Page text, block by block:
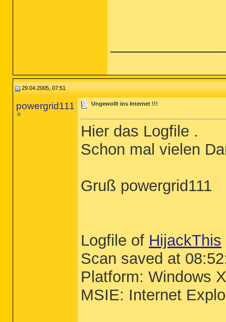
29.04.2005, 07:51
powergrid111 Ungewollt ins Internet !!!
Hier das Logfile .
Schon mal vielen
Gruß powergrid111
Logfile of HijackThis
Scan saved at
Platform: Windows
MSIE: Internet